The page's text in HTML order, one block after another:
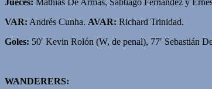
Jueces: Mathías De Armas, Sabtiago Fernández y
VAR: Andrés Cunha. AVAR: Richard Trinidad.
Goles: 50′ Kevin Rolón (W, de penal), 77′ Sebastián
WANDERERS: